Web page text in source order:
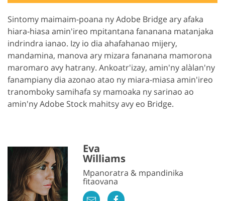
Sintomy maimaim-poana ny Adobe Bridge ary afaka
hiara-hiasa amin'ireo mpitantana fananana matanjaka
indrindra ianao. Izy io dia ahafahanao mijery,
mandamina, manova ary mizara fananana mamorona
maromaro avy hatrany. Ankoatr'izay, amin'ny alàlan'ny
fanampiany dia azonao atao ny miara-miasa amin'ireo
tranomboky samihafa sy mamoaka ny sarinao ao
amin'ny Adobe Stock mahitsy avy eo Bridge.
Eva
Williams
Mpanoratra & mpandinika
fitaovana